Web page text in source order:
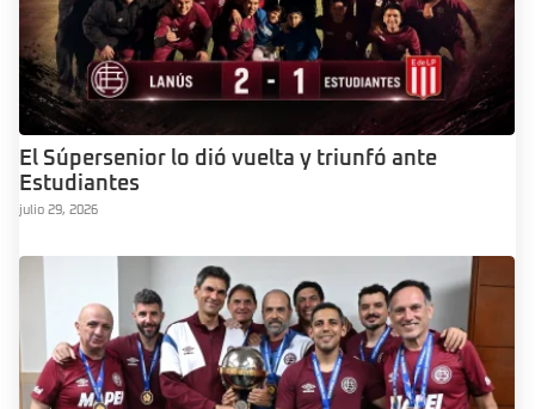
El Súpersenior lo dió vuelta y triunfó ante
Estudiantes
julio 29, 2026